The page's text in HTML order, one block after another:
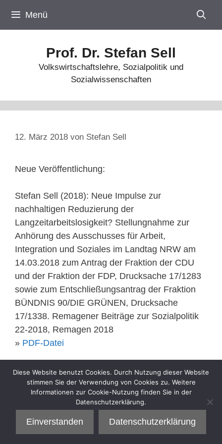
Inhalt
springen
Menü
Prof. Dr. Stefan Sell
Volkswirtschaftslehre, Sozialpolitik und
Sozialwissenschaften
12. März 2018 von Stefan Sell
Neue Veröffentlichung:
Stefan Sell (2018): Neue Impulse zur
nachhaltigen Reduzierung der
Langzeitarbeitslosigkeit? Stellungnahme zur
Anhörung des Ausschusses für Arbeit,
Integration und Soziales im Landtag NRW am
14.03.2018 zum Antrag der Fraktion der CDU
und der Fraktion der FDP, Drucksache 17/1283
sowie zum Entschließungsantrag der Fraktion
BÜNDNIS 90/DIE GRÜNEN, Drucksache
17/1338. Remagener Beiträge zur Sozialpolitik
22-2018, Remagen 2018
» PDF-Datei
Kategorien
Sell
Diese Website benutzt Cookies. Durch Nutzung dieser Website
stimmen Sie der Verwendung von Cookies zu. Weitere
Informationen zur Cookie-Nutzung finden Sie in der
Datenschutzerklärung.
Einverstanden Datenschutzerklärung